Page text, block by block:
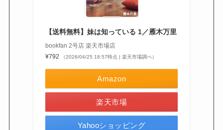
【送料無料】妹は知っている 1／雁木万里
bookfan 2号店 楽天市場店
¥792
（2026/04/25 18:57時点 | 楽天市場調べ）
Amazon
楽天市場
Yahooショッピング